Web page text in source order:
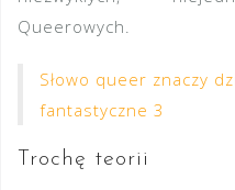
Queerowych.
Słowo queer znaczy
fantastyczne 3
Trochę teorii